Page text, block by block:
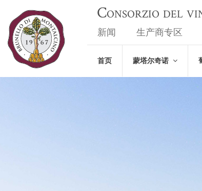
Consorzio del
新闻 生产商专区
首页 蒙塔尔奇诺